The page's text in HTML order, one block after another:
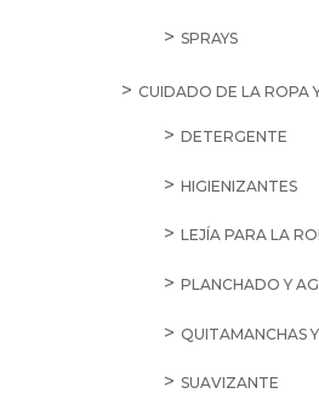
SPRAYS
CUIDADO DE LA ROPA
DETERGENTE
HIGIENIZANTES
LEJÍA PARA LA
PLANCHADO Y
QUITAMANCHAS
SUAVIZANTE